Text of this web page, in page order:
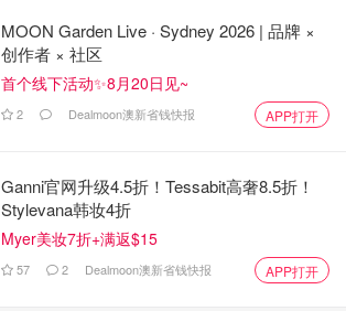
MOON Garden Live · Sydney 2026 | 品牌 ×
创作者 × 社区
首个线下活动✨8月20日见~
2 Dealmoon澳新省钱快报 APP打开
Ganni官网升级4.5折！Tessabit高奢8.5折！
Stylevana韩妆4折
Myer美妆7折+满返$15
57 2 Dealmoon澳新省钱快报 APP打开